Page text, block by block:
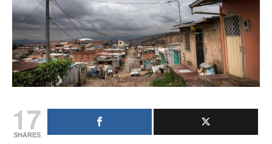
17
SHARES